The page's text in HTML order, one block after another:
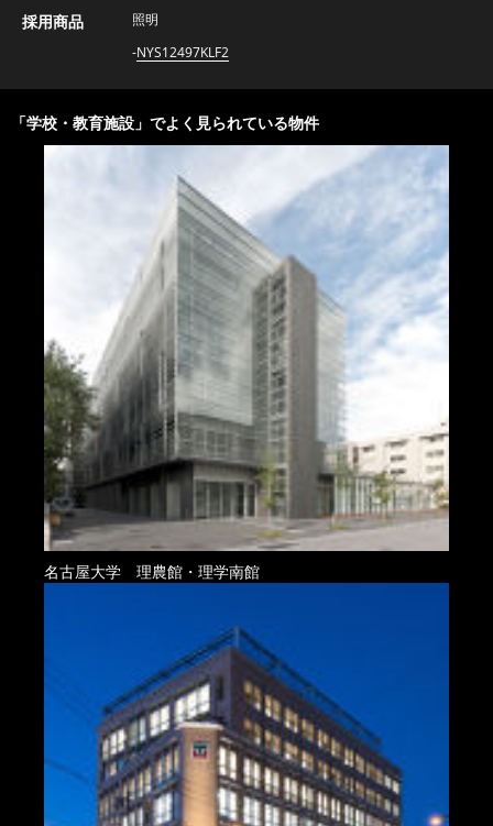
採用商品
照明
NYS12497KLF2
「学校・教育施設 」でよく見られている物件
名古屋大学 理農館・理学南館